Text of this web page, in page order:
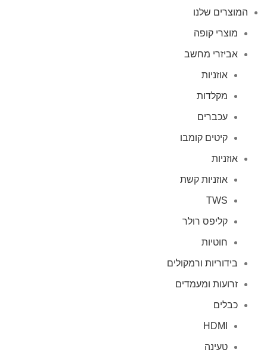
המוצרים שלנו
מוצרי קופה
אביזרי מחשב
אוזניות
מקלדות
עכברים
קיטים קומבו
אוזניות
אוזניות קשת
TWS
קליפס רולר
חוטיות
בידוריות ורמקולים
זרועות ומעמדים
כבלים
HDMI
טעינה